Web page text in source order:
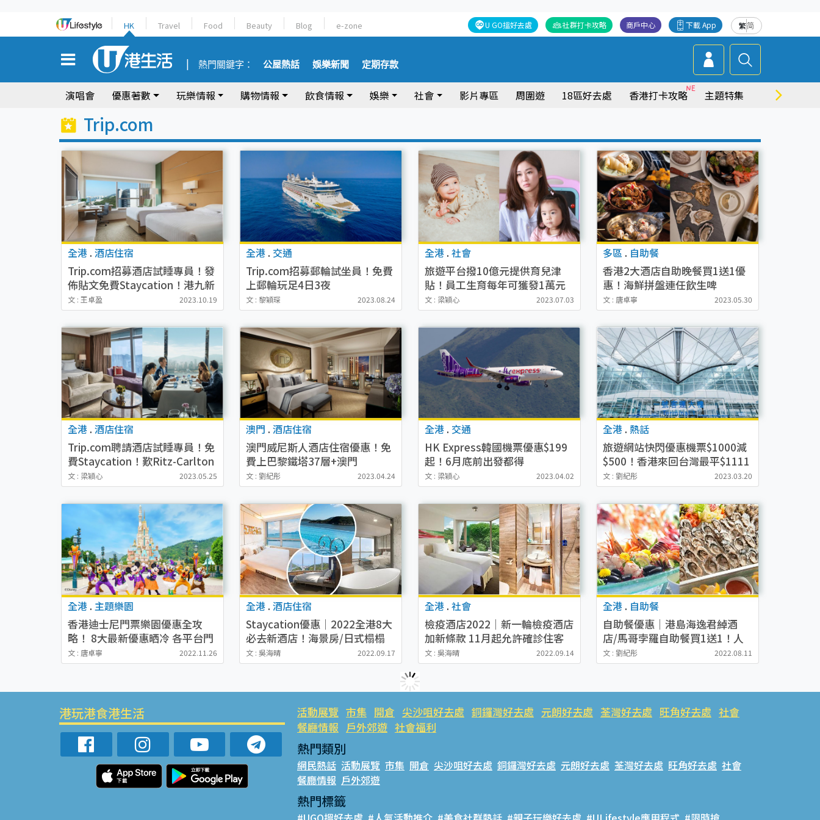
HK Travel Food Beauty Blog e-zone 繁简
下載 App
商戶中心
社群打卡攻略
U GO搵好去處
熱門關鍵字： 公屋熱話 娛樂新聞 定期存款
演唱會 優惠著數 玩樂情報 購物情報 飲食情報 娛樂 社會 影片專區 周圍遊 18區好去處 香港打卡攻略 主題特集 商場情報
Trip.com
全港 . 酒店住宿
Trip.com招募酒店試睡專員！發
佈貼文免費Staycation！港九新
界澳門都有
文 : 王卓盈 2023.10.19
全港 . 交通
Trip.com招募郵輪試坐員！免費
上郵輪玩足4日3夜
文 : 黎穎琛 2023.08.24
全港 . 社會
旅遊平台撥10億元提供育兒津
貼！員工生育每年可獲發1萬元
現金津貼！
文 : 梁穎心 2023.07.03
多區 . 自助餐
香港2大酒店自助晚餐買1送1優
惠！海鮮拼盤連任飲生啤
+Mövenpick雪糕
文 : 唐卓寧 2023.05.30
全港 . 酒店住宿
Trip.com聘請酒店試睡專員！免
費Staycation！歎Ritz-Carlton
住宿+米芝蓮餐廳午餐
文 : 梁穎心 2023.05.25
澳門 .酒店住宿
澳門威尼斯人酒店住宿優惠！免
費上巴黎鐵塔37層+澳門
teamLab門票7折
文 : 劉紀彤 2023.04.24
全港 . 交通
HK Express韓國機票優惠$199
起！6月底前出發都得
文 : 梁穎心 2023.04.02
全港 .熱話
旅遊網站快閃優惠機票$1000減
$500！香港來回台灣最平$1111
起！
文 : 劉紀彤 2023.03.20
全港 . 主題樂園
香港迪士尼門票樂園優惠全攻
略！ 8大最新優惠晒冷 各平台門
票/自助餐/餐券優惠大比較
文 : 唐卓寧 2022.11.26
全港 .酒店住宿
Staycation優惠｜2022全港8大
必去新酒店！海景房/日式榻榻
米/無邊際泳池！每晚低至$468
起
文 : 吳海晴 2022.09.17
全港 . 社會
檢疫酒店2022｜新一輪檢疫酒店
加新條款 11月起允許確診住客
自費原址隔離
文 : 吳海晴 2022.09.14
全港 . 自助餐
自助餐優惠｜港島海逸君綽酒
店/馬哥孛羅自助餐買1送1！人
均$165起歎平日自助午餐
文 : 劉紀彤 2022.08.11
港玩港食港生活 活動展覽 市集 開倉 尖沙咀好去處 銅鑼灣好去處 元朗好去處 荃灣好去處 旺角好去處 社會
餐廳情報 戶外郊遊 社會福利
熱門類別
網民熱話 活動展覽 市集 開倉 尖沙咀好去處 銅鑼灣好去處 元朗好去處 荃灣好去處 旺角好去處 社會
餐廳情報 戶外郊遊
熱門標籤